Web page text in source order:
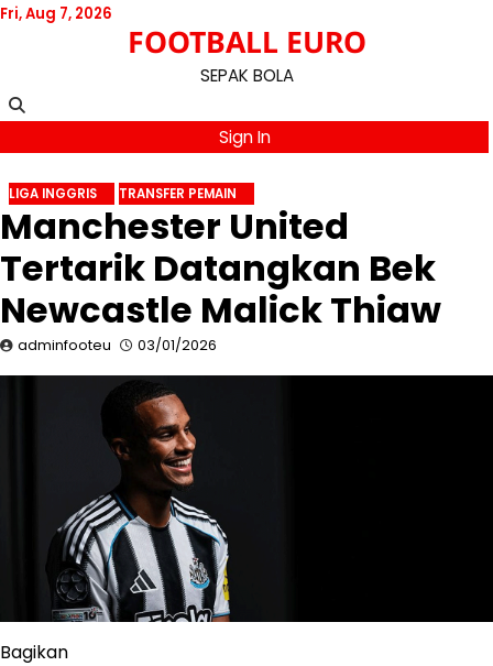
Skip
Fri, Aug 7, 2026
FOOTBALL EURO
SEPAK BOLA
Sign In
LIGA INGGRIS TRANSFER PEMAIN
Manchester United
Tertarik Datangkan Bek
Newcastle Malick Thiaw
adminfooteu 03/01/2026
Bagikan